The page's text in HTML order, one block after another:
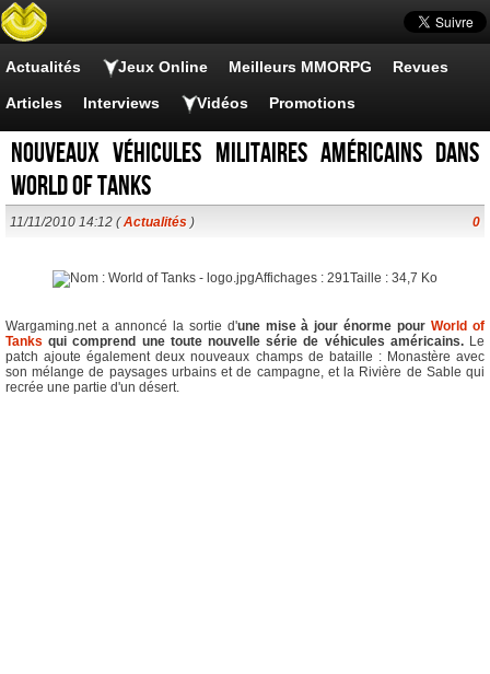
Actualités Jeux Online Meilleurs MMORPG Revues
Articles Interviews Vidéos Promotions
Nouveaux véhicules militaires américains dans
World of Tanks
11/11/2010 14:12 (Actualités ) 0
Wargaming.net a annoncé la sortie d'une mise à jour énorme pourWorld of
Tanks qui comprend une toute nouvelle série de véhicules américains. Le
patch ajoute également deux nouveaux champs de bataille : Monastère avec
son mélange de paysages urbains et de campagne, et la Rivière de Sable qui
recrée une partie d'un désert.